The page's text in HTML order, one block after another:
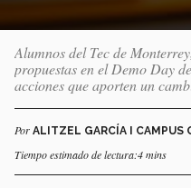
Alumnos del Tec de
propuestas en el Demo Day
acciones que aporten un
Por ALITZEL GARCÍA I CAMPUS
Tiempo estimado de lectura:4 mins